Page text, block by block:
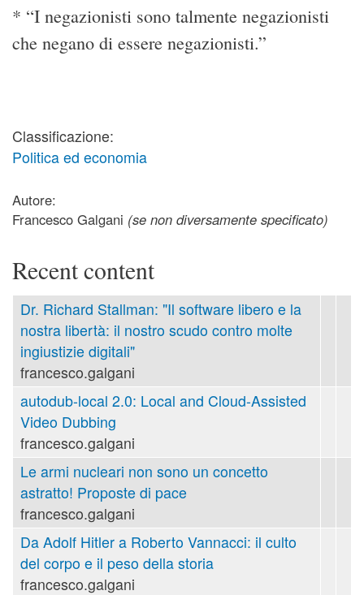
* “I negazionisti sono talmente negazionisti
che negano di essere negazionisti.”
Classificazione:
Politica ed economia
Autore:
Francesco Galgani (se non diversamente specificato)
Recent content
Dr. Richard Stallman: "Il software libero e la
nostra libertà: il nostro scudo contro molte
ingiustizie digitali"
francesco.galgani
autodub-local 2.0: Local and Cloud-Assisted
Video Dubbing
francesco.galgani
Le armi nucleari non sono un concetto
astratto! Proposte di pace
francesco.galgani
Da Adolf Hitler a Roberto Vannacci: il culto
del corpo e il peso della storia
francesco.galgani